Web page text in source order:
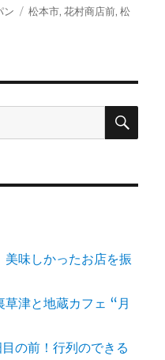
ン
タ
松本市,花村商店前,松
検
美味しかったお店を振
草津と地蔵カフェ “月
の前！行列のできる